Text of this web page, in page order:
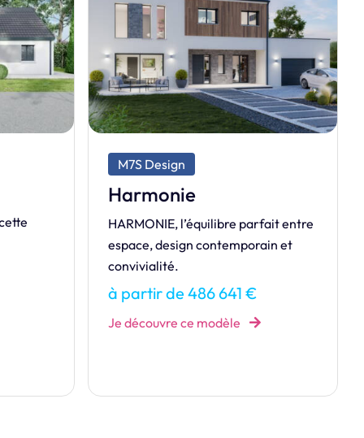
entre
et
M7S Exclusive
Eminence
Véritable Best-seller, l'Eminence
sait allier espace, luminosité et
savoir vivre !
à partir de 157 146 €
Je découvre ce modèle